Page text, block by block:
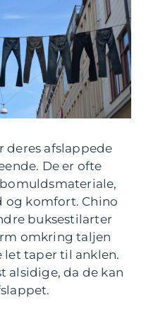
deres afslappede
De er ofte
og komfort. Chino
buksestilarter
omkring taljen
let taper til anklen.
alsidige, da de kan